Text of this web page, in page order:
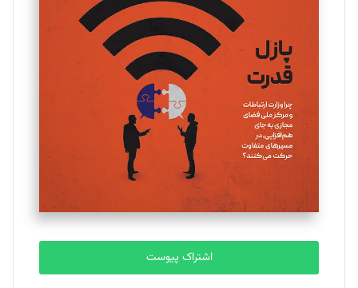
یسنا امان‌پور
تحریریه
ملینا جعفری
تحریریه
مصطفی مسجدی آرانی
تحریریه
بابک نقاش
اشتراک پیوست